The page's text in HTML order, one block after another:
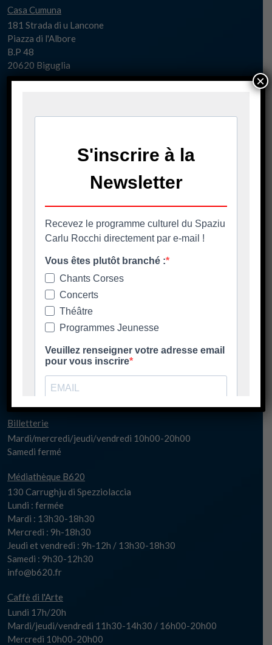
Casa Cumuna
181 Strada di u Lancone
Piazza di l'Albore
B.P 48
20620 Biguglia
casacumuna@biguglia.corsica
Ore di apertura
Les horaires d'ouverture
Spaziu Carlu Rocchi
130 Carrughju di Spezziolaccia
20620 Biguglia
Lundi matin fermé
Lundi 17h-20h30
Mardi/jeudi/vendredi 14h00-20h30
Samedi fermé
spaziu@biguglia.corsica
Billetterie
Mardi/mercredi/jeudi/vendredi 10h00-20h00
Samedi fermé
Médiathèque B620
130 Carrughju di Spezziolaccia
Lundi : fermée
Mardi : 13h30-18h30
Mercredi : 9h-18h30
Jeudi et vendredi : 9h-12h / 13h30-18h30
Samedi : 9h30-12h30
info@b620.fr
Caffè di l'Arte
Lundi 17h/20h
Mardi/jeudi/vendredi 11h30-14h30 / 16h00-20h00
Mercredi 10h00-20h00
×